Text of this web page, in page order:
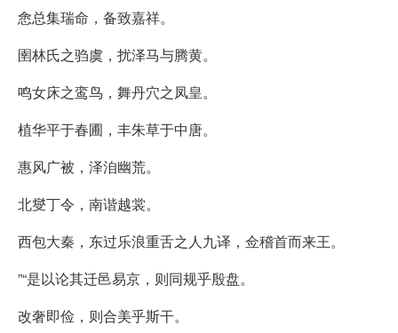
悆总集瑞命，备致嘉祥。
圉林氏之驺虞，扰泽马与腾黄。
鸣女床之鸾鸟，舞丹穴之凤皇。
植华平于春圃，丰朱草于中唐。
惠风广被，泽洎幽荒。
北燮丁令，南谐越裳。
西包大秦，东过乐浪重舌之人九译，佥稽首而来王。
”“是以论其迁邑易京，则同规乎殷盘。
改奢即俭，则合美乎斯干。